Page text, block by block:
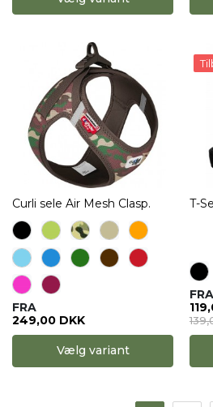
Curli sele Air Mesh Clasp.
FRA
249,00 DKK
Vælg variant
T-
FRA